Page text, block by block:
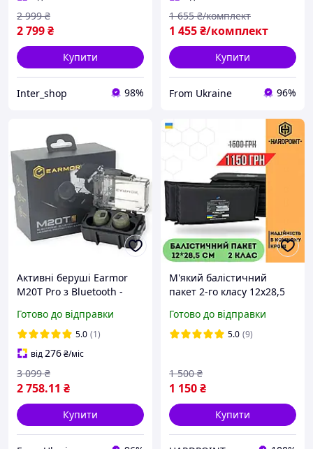
2 799₴
2 999 ₴
Купити
Inter_shop 98%
1 455₴/комплект
1 655 ₴/комплект
Купити
From Ukraine 96%
Активні беруші Earmor
M20T Pro з Bluetooth -
навушники (беруші) на
військовий шолом каску
олива
Готово до відправки
5.0 (1)
від276₴/міс
2 758.11 ₴
3 099 ₴
Купити
М'який балістичний
пакет 2-го класу 12х28,5
протиосколковий захист
для бронежилету
Готово до відправки
5.0 (9)
1 150₴
1 500 ₴
Купити